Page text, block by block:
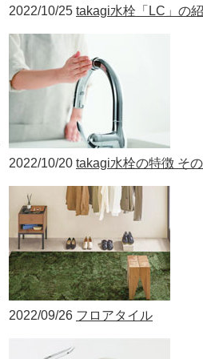
2022/10/25 takagi水栓「LC」の
2022/10/20 takagi水栓の特徴 その
2022/09/26 フロアタイル